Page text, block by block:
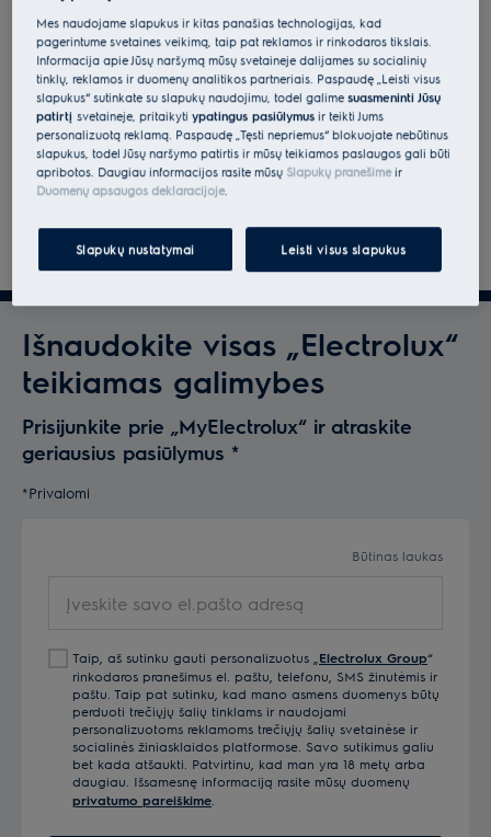
Išnaudokite visas „Electrolux“
teikiamas galimybes
Prisijunkite prie „MyElectrolux“ ir atraskite
geriausius pasiūlymus *
*Privalomi
Būtinas laukas
Taip, aš sutinku gauti personalizuotus „ Electrolux Group“
rinkodaros pranešimus el. paštu, telefonu, SMS žinutėmis ir
paštu. Taip pat sutinku, kad mano asmens duomenys būtų
perduoti trečiųjų šalių tinklams ir naudojami
personalizuotoms reklamoms trečiųjų šalių svetainėse ir
socialinės žiniasklaidos platformose. Savo sutikimus galiu
bet kada atšaukti. Patvirtinu, kad man yra 18 metų arba
daugiau. Išsamesnę informaciją rasite mūsų duomenų
privatumo pareiškime
Mes naudojame slapukus ir kitas panašias technologijas, kad
pagerintume svetainės veikimą, taip pat reklamos ir rinkodaros tikslais.
Informacija apie Jūsų naršymą mūsų svetainėje dalijamės su socialinių
tinklų, reklamos ir duomenų analitikos partneriais. Paspaudę „Leisti visus
slapukus“ sutinkate su slapukų naudojimu, todėl galimesuasmeninti Jūsų
patirtįsvetainėje, pritaikytiypatingus pasiūlymus ir teikti Jums
personalizuotą reklamą. Paspaudę „Tęsti nepriėmus“ blokuojate nebūtinus
slapukus, todėl Jūsų naršymo patirtis ir mūsų teikiamos paslaugos gali būti
apribotos. Daugiau informacijos rasite mūsų Slapukų pranešimeir
Duomenų apsaugos deklaracijoje.
Slapukų nustatymai Leisti visus slapukus